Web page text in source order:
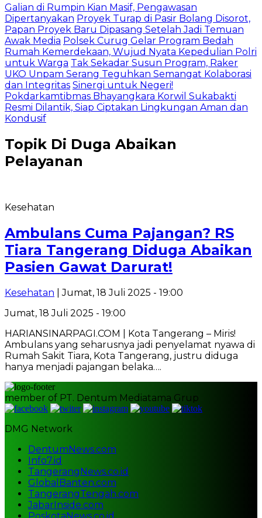
Galian di Rumpin Kian Masif, Pengawasan
Dipertanyakan Proyek Turap di Pasir Bolang Disorot,
Papan Proyek Baru Dipasang Setelah Jadi Temuan
Awak Media Polsek Curug Gelar Program Bedah
Rumah Kemerdekaan, Wujud Nyata Kepedulian Polri
untuk Warga Tak Sekadar Susun Program, Raker
UKO Unpam Serang Teguhkan Semangat Kolaborasi
dan Integritas Sinergi untuk Negeri!
Pokdarkamtibmas Bhayangkara Korwil Sukabakti
Resmi Dilantik, Siap Ciptakan Lingkungan Aman dan
Kondusif
Topik Di Duga Abaikan
Pelayanan
Kesehatan
Ambulans Cuma Pajangan? RS
Tiara Tangerang Diduga Abaikan
Pasien Gawat Darurat!
Kesehatan | Jumat, 18 Juli 2025 - 19:00
Jumat, 18 Juli 2025 - 19:00
HARIANSINARPAGI.COM | Kota Tangerang – Miris!
Ambulans yang seharusnya jadi penyelamat nyawa di
Rumah Sakit Tiara, Kota Tangerang, justru diduga
hanya menjadi pajangan belaka….
member of PT. Dentum Mediatama Grup
DMG Network
DentumNews.com
Info7.id
TangerangNews.co.id
GlobalBanten.com
TangerangTengah.com
JabarInside.com
PoskotaNews.co.id